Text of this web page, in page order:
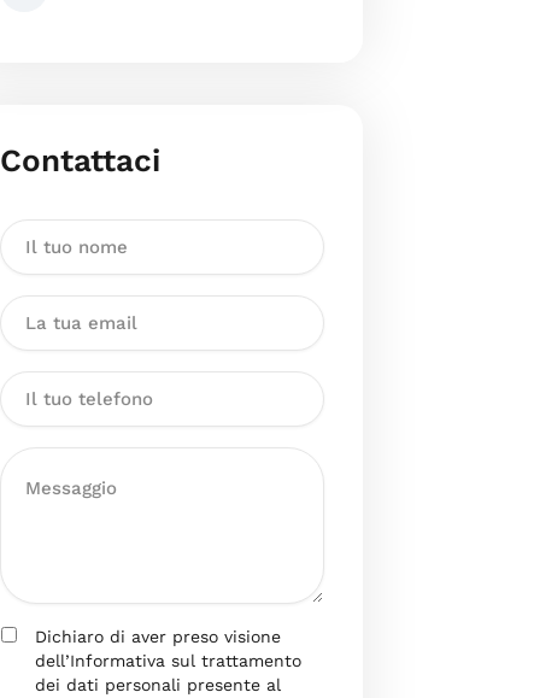
Contattaci
Dichiaro di aver preso visione
dell’Informativa sul trattamento
dei dati personali presente al